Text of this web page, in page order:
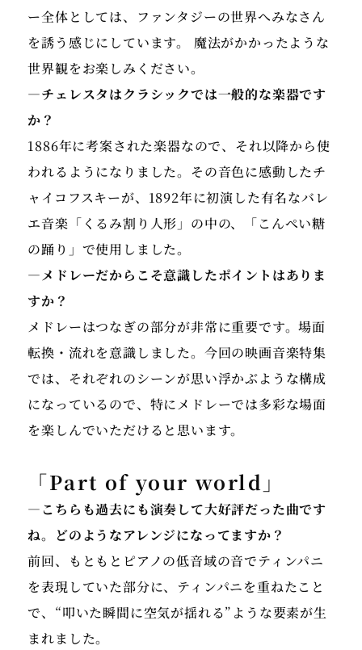
ー全体としては、ファンタジーの世界へみなさん
を誘う感じにしています。 魔法がかかったような
世界観をお楽しみください。
―チェレスタはクラシックでは一般的な楽器です
か？
1886年に考案された楽器なので、それ以降から使
われるようになりました。その音色に感動したチ
ャイコフスキーが、1892年に初演した有名なバレ
エ音楽「くるみ割り人形」の中の、「こんぺい糖
の踊り」で使用しました。
―メドレーだからこそ意識したポイントはありま
すか？
メドレーはつなぎの部分が非常に重要です。場面
転換・流れを意識しました。今回の映画音楽特集
では、それぞれのシーンが思い浮かぶような構成
になっているので、特にメドレーでは多彩な場面
を楽しんでいただけると思います。
「Part of your world」
―こちらも過去にも演奏して大好評だった曲です
ね。どのようなアレンジになってますか？
前回、もともとピアノの低音域の音でティンパニ
を表現していた部分に、ティンパニを重ねたこと
で、“叩いた瞬間に空気が揺れる”ような要素が生
まれました。